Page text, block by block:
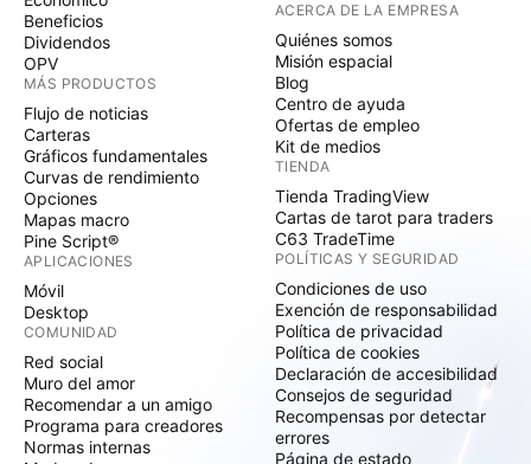
Beneficios
Dividendos
OPV
MÁS PRODUCTOS
Flujo de noticias
Carteras
Gráficos fundamentales
Curvas de rendimiento
Opciones
Mapas macro
Pine Script®
APLICACIONES
Móvil
Desktop
COMUNIDAD
Red social
Muro del amor
Recomendar a un amigo
Programa para creadores
Normas internas
ACERCA DE LA EMPRESA
Quiénes somos
Misión espacial
Blog
Centro de ayuda
Ofertas de empleo
Kit de medios
TIENDA
Tienda TradingView
Cartas de tarot para traders
C63 TradeTime
POLÍTICAS Y SEGURIDAD
Condiciones de uso
Exención de responsabilidad
Política de privacidad
Política de cookies
Declaración de accesibilidad
Consejos de seguridad
Recompensas por detectar
errores
Página de estado